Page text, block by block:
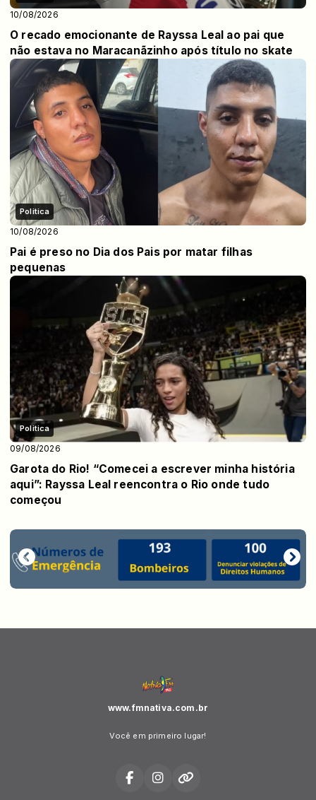
10/08/2026
O recado emocionante de Rayssa Leal ao pai que
não estava no Maracanãzinho após título no skate
Politica
10/08/2026
Pai é preso no Dia dos Pais por matar filhas
pequenas
Politica
09/08/2026
Garota do Rio! “Comecei a escrever minha história
aqui”: Rayssa Leal reencontra o Rio onde tudo
começou
www.fmnativa.com.br
Você em primeiro lugar!